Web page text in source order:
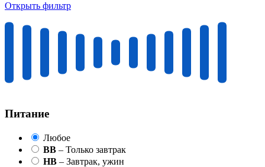
Открыть фильтр
Питание
Любое
BB – Только завтрак
HB – Завтрак, ужин